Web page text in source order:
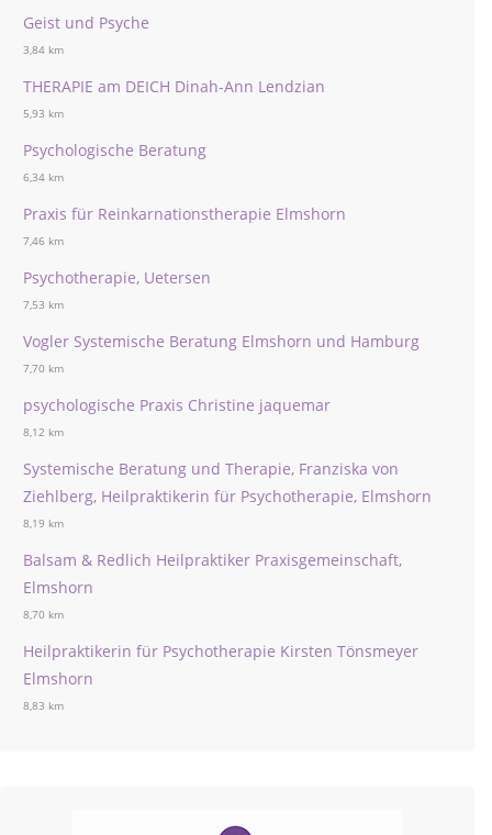
Geist und Psyche
3,84 km
THERAPIE am DEICH Dinah-Ann Lendzian
5,93 km
Psychologische Beratung
6,34 km
Praxis für Reinkarnationstherapie Elmshorn
7,46 km
Psychotherapie, Uetersen
7,53 km
Vogler Systemische Beratung Elmshorn und Hamburg
7,70 km
psychologische Praxis Christine jaquemar
8,12 km
Systemische Beratung und Therapie, Franziska von
Ziehlberg, Heilpraktikerin für Psychotherapie, Elmshorn
8,19 km
Balsam & Redlich Heilpraktiker Praxisgemeinschaft,
Elmshorn
8,70 km
Heilpraktikerin für Psychotherapie Kirsten Tönsmeyer
Elmshorn
8,83 km